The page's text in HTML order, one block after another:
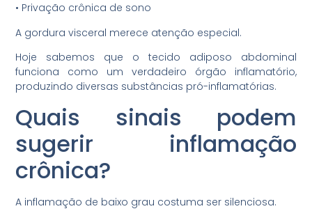
•⁠ ⁠Privação crônica de sono
A gordura visceral merece atenção especial.
Hoje sabemos que o tecido adiposo abdominal
funciona como um verdadeiro órgão inflamatório,
produzindo diversas substâncias pró-inflamatórias.
Quais sinais podem
sugerir inflamação
crônica?
A inflamação de baixo grau costuma ser silenciosa.